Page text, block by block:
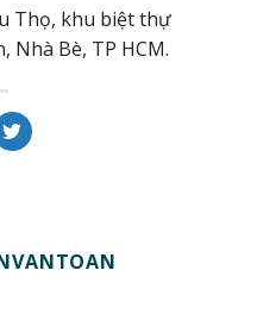
Thọ, khu biệt thự
Nhà Bè, TP HCM.